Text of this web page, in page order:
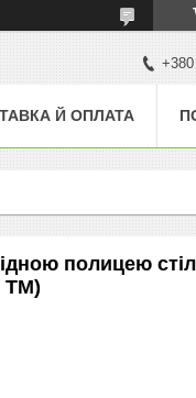
Й ОПЛАТА
полицею
ТМ)